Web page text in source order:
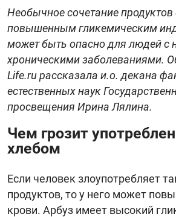
Необычное сочетание продуктов
повышенным гликемическим
может быть опасно для людей с
хроническими заболеваниями.
Life.ru рассказала и.о. декана
естественных наук
просвещения Ирина Лялина.
Чем грозит
хлебом
Если человек злоупотребляет
продуктов, то у него может
крови. Арбуз имеет высокий